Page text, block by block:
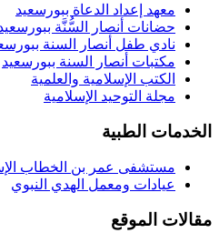
معهد إعداد الدعاة ببورسعيد
حضانات أنصار السُّنَّة
نادي طفل أنصار السنة
مكتبات أنصار السنة ببورسعيد
الكتب الإسلامية والعلمية
مجلة التوحيد الإسلامية
الخدمات الطبية
مستشفى عمر بن الخطاب
عيادات ومعمل الهدي النبوي
مقالات الموقع